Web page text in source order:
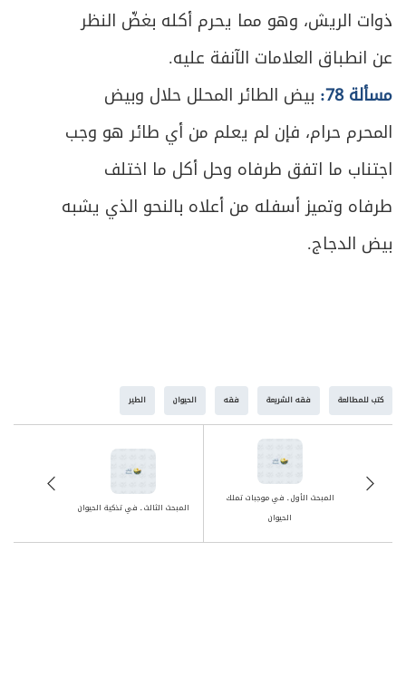
ذوات الريش، وهو مما يحرم أكله بغضّ النظر
عن انطباق العلامات الآنفة عليه.
مسألة 78:
بيض الطائر المحلل حلال وبيض
المحرم حرام، فإن لم يعلم من أي طائر هو وجب
اجتناب ما اتفق طرفاه وحل أكل ما اختلف
طرفاه وتميز أسفله من أعلاه بالنحو الذي يشبه
بيض الدجاج.
كتب للمطالعة فقه الشريعة فقه الحيوان الطير
المبحث الثالث ـ في تذكية الحيوان
المبحث الأول ـ في موجبات تملك
الحيوان